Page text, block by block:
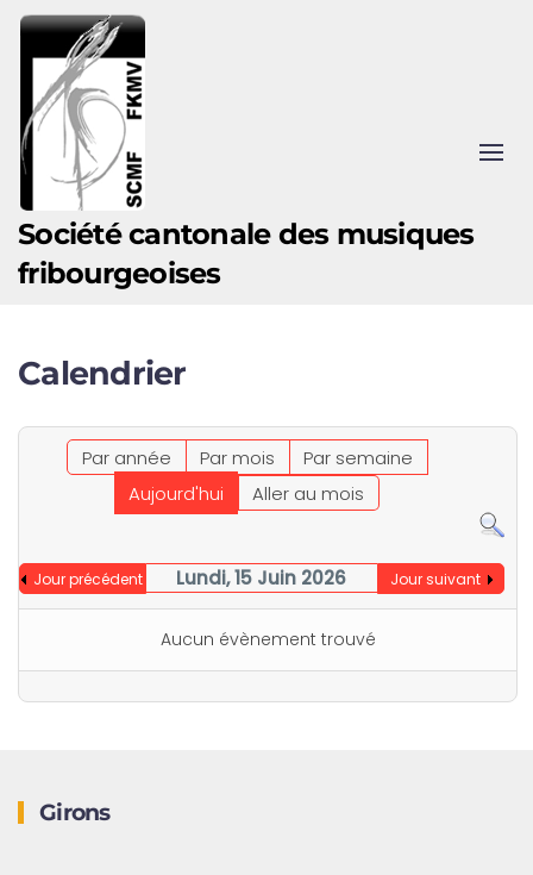
Accéder au contenu principal
Société cantonale des musiques
fribourgeoises
Calendrier
Par année Par mois
Par semaine
Aujourd'hui
Aller au mois
Jour précédent Lundi, 15 Juin 2026 Jour suivant
Aucun évènement trouvé
Girons